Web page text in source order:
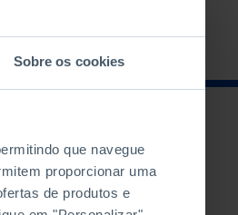
Sobre os cookies
que navegue
proporcionar uma
de produtos e